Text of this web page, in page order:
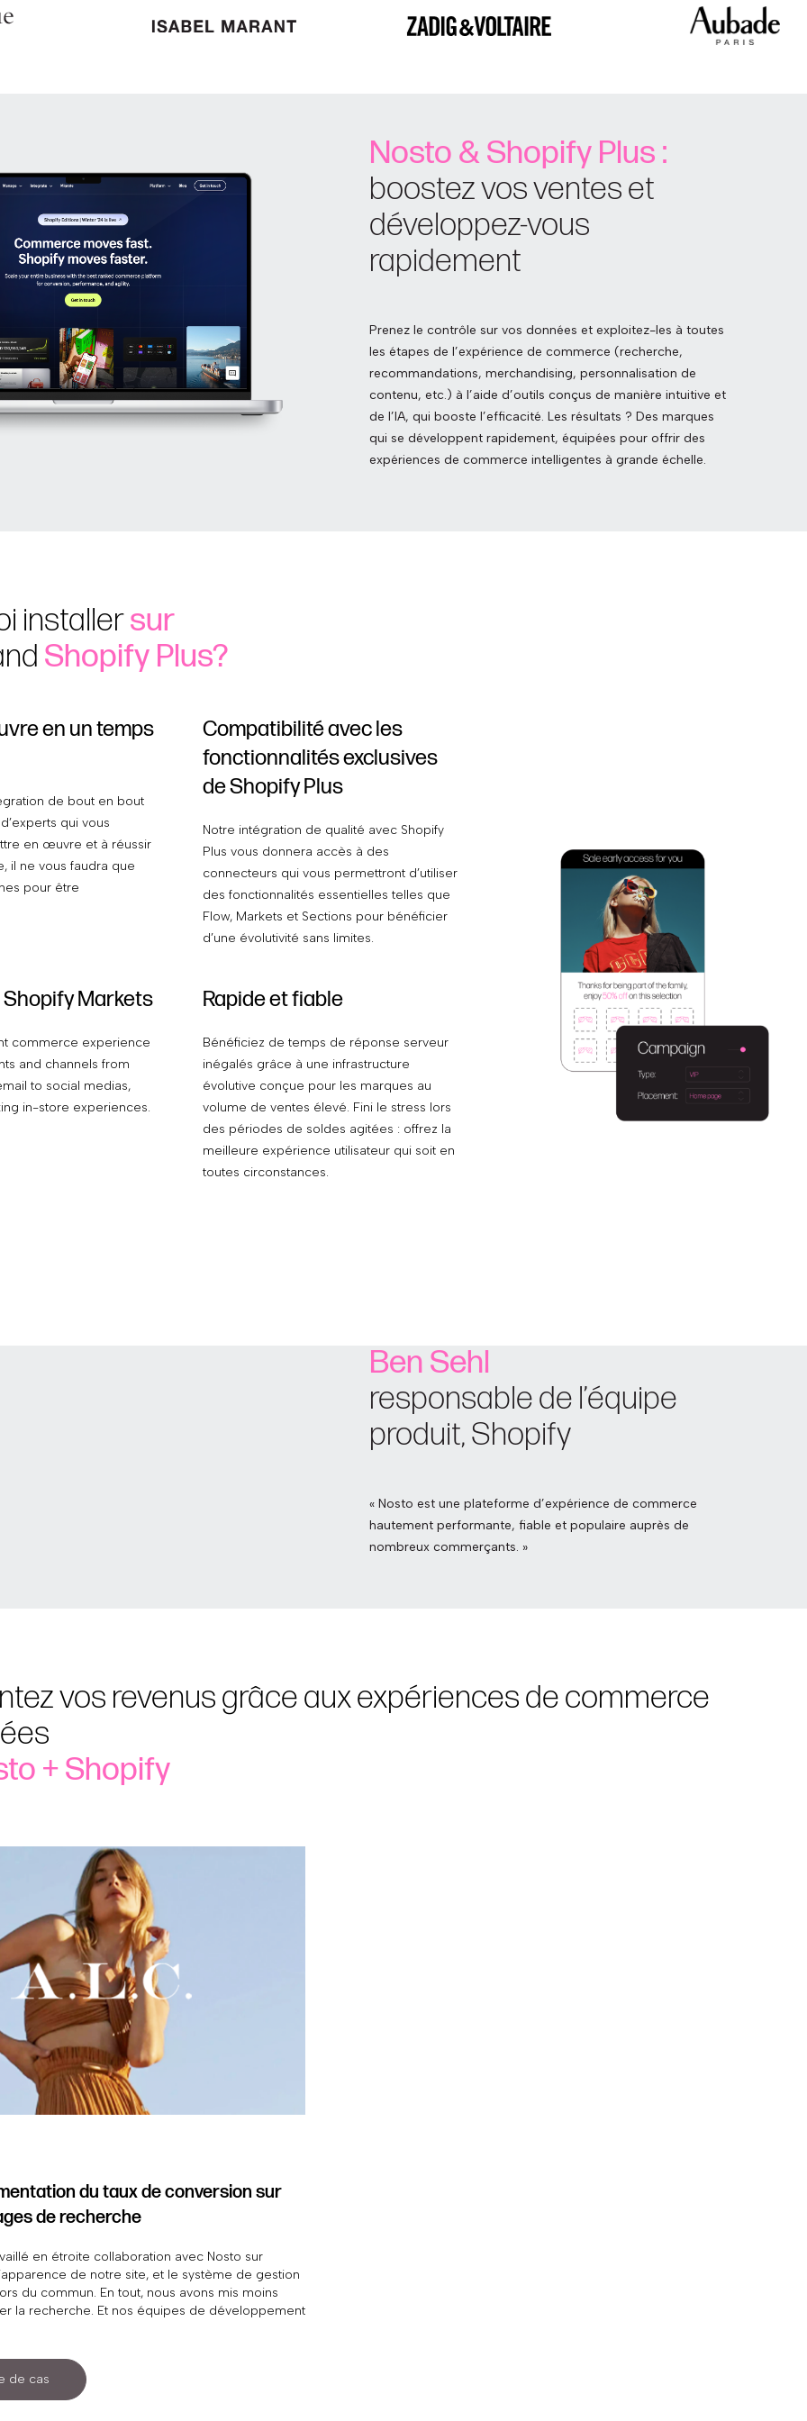
Nosto & Shopify Plus :
boostez vos ventes et
développez-vous
rapidement
Prenez le contrôle sur vos données et exploitez-les à toutes
les étapes de l’expérience de commerce (recherche,
recommandations, merchandising, personnalisation de
contenu, etc.) à l’aide d’outils conçus de manière intuitive et
de l’IA, qui booste l’efficacité. Les résultats ? Des marques
qui se développent rapidement, équipées pour offrir des
expériences de commerce intelligentes à grande échelle.
installersur
Shopify Plus?
en un temps
de bout en bout
qui vous
en œuvre et à réussir
il ne vous faudra que
pour être
Compatibilité avec les
fonctionnalités exclusives
de Shopify Plus
Notre intégration de qualité avec Shopify
Plus vous donnera accès à des
connecteurs qui vous permettront d’utiliser
des fonctionnalités essentielles telles que
Flow, Markets et Sections pour bénéficier
d’une évolutivité sans limites.
utilisant une plateforme unique et intuitive
pour tous vos besoins en matière
d’expériences de commerce.
Shopify Markets
commerce experience
and channels from
to social medias,
in-store experiences.
Rapide et fiable
Bénéficiez de temps de réponse serveur
inégalés grâce à une infrastructure
évolutive conçue pour les marques au
volume de ventes élevé. Fini le stress lors
des périodes de soldes agitées : offrez la
meilleure expérience utilisateur qui soit en
toutes circonstances.
Fusionnez vos outils
technologiques préférés
Vous utilisez Klaviyo, Tapcart ou Yotpo ?
Trouvez des intégrations avec de grandes
entreprises technologiques auxquelles de
Ben Sehl
responsable de l’équipe
produit, Shopify
« Nosto est une plateforme d’expérience de commerce
hautement performante, fiable et populaire auprès de
nombreux commerçants. »
vos revenus grâce aux expériences de commerce
+ Shopify
du taux de conversion sur
de recherche
en étroite collaboration avec Nosto sur
de notre site, et le système de gestion
du commun. En tout, nous avons mis moins
la recherche. Et nos équipes de développement
de cas